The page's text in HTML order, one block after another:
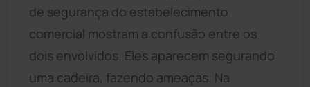
de segurança do estabelecimento
comercial mostram a confusão entre os
dois envolvidos. Eles aparecem segurando
uma cadeira, fazendo ameaças. Na